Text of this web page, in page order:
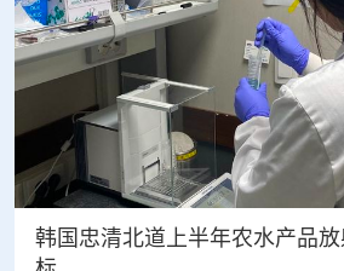
韩国忠清北道上半年农水产品